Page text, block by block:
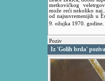
metkovićkog
može reći nekoliko
od najsuvremenijih u
9. ožujka 1970. godine.
Poziv
Iz 'Golih brda'